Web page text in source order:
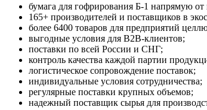
бумага для гофрирования Б-1 напрямую от
165+ производителей и поставщиков в
более 6400 товаров для предприятий
выгодные условия для B2B-клиентов;
поставки по всей России и СНГ;
контроль качества каждой партии
логистическое сопровождение поставок;
индивидуальные условия сотрудничества;
регулярные поставки крупных объемов;
надежный поставщик сырья для